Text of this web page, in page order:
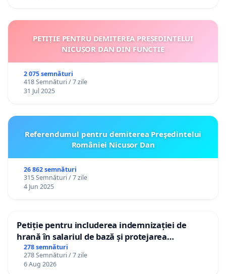
PETIȚIE PENTRU DEMITEREA PREȘEDINTELUI
NICUȘOR DAN DIN FUNCȚIE
2 075 semnături
418 Semnături / 7 zile
31 Jul 2025
Referendumul pentru demiterea Preşedintelui
României Nicusor Dan
26 862 semnături
315 Semnături / 7 zile
4 Jun 2025
Petiție pentru includerea indemnizației de
hrană în salariul de bază și protejarea
gradațiilor de vechime pentru asistenții
personali
278 semnături
278 Semnături / 7 zile
6 Aug 2026